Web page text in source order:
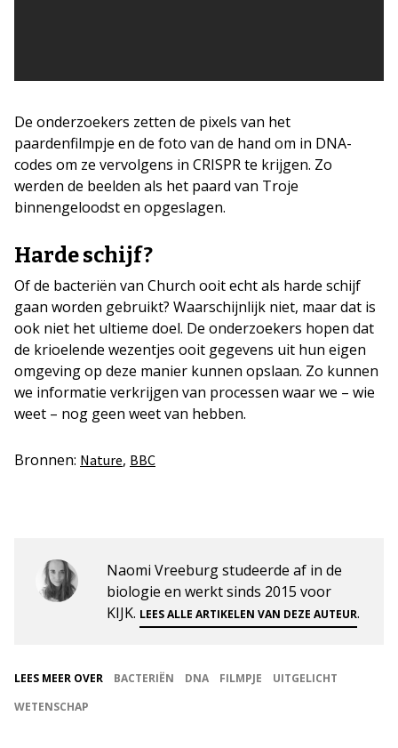
De onderzoekers zetten de pixels van het
paardenfilmpje en de foto van de hand om in DNA-
codes om ze vervolgens in CRISPR te krijgen. Zo
werden de beelden als het paard van Troje
binnengeloodst en opgeslagen.
Harde schijf?
Of de bacteriën van Church ooit echt als harde schijf
gaan worden gebruikt? Waarschijnlijk niet, maar dat is
ook niet het ultieme doel. De onderzoekers hopen dat
de krioelende wezentjes ooit gegevens uit hun eigen
omgeving op deze manier kunnen opslaan. Zo kunnen
we informatie verkrijgen van processen waar we – wie
weet – nog geen weet van hebben.
Bronnen: Nature, BBC
Naomi Vreeburg studeerde af in de
biologie en werkt sinds 2015 voor
KIJK. LEES ALLE ARTIKELEN VAN DEZE AUTEUR.
LEES MEER OVER BACTERIËN DNA FILMPJE
UITGELICHT
WETENSCHAP